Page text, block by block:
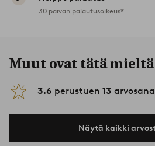
30 päivän palautusoikeus*
Muut ovat tätä mieltä
3.6 perustuen 13
Näytä kaikki